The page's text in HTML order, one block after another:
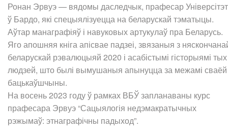
Ронан Эрвуэ — вядомы даследчык, прафесар
ў Бардо, які спецыялізуецца на беларускай тэматыцы.
Аўтар манаграфіяў і навуковых артукулаў пра Беларусь.
Яго апошняя кніга апісвае падзеі, звязаныя з
беларускай рэвалюцыяй 2020 і асабістымі гісторыямі тых
людзей, што былі вымушаныя апынуцца за межамі сваёй
бацькаўшчыны.
На восень 2023 году ў рамках ВБЎ запланаваны курс
прафесара Эрвуэ “Сацыялогія недэмакратычных
рэжымаў: этнаграфічны падыход”.